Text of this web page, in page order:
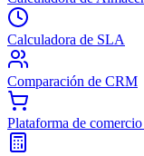
Calculadora de SLA
Comparación de CRM
Plataforma de